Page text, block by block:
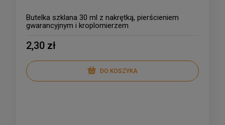
Butelka szklana 30 ml z nakrętką, pierścieniem
gwarancyjnym i kroplomierzem
2,30 zł
DO KOSZYKA